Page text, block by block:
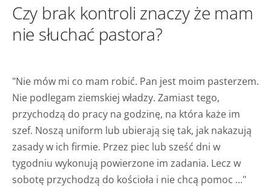
Czy brak kontroli znaczy że mam
nie słuchać pastora?
"Nie mów mi co mam robić. Pan jest moim pasterzem.
Nie podlegam ziemskiej władzy. Zamiast tego,
przychodzą do pracy na godzinę, na która każe im
szef. Noszą uniform lub ubierają się tak, jak nakazują
zasady w ich firmie. Przez piec lub sześć dni w
tygodniu wykonują powierzone im zadania. Lecz w
sobotę przychodzą do kościoła i nie chcą pomoc ..."